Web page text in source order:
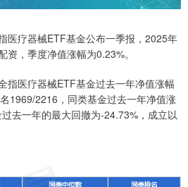
医疗器械ETF基金公布一季报，2025年
，季度净值涨幅为0.23%。
指医疗器械ETF基金过去一年净值涨幅
1969/2216，同类基金过去一年净值涨
去一年的最大回撤为-24.73%，成立以